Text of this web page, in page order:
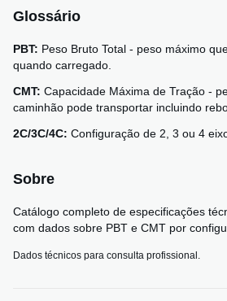
Glossário
PBT: Peso Bruto Total - peso máximo
quando carregado.
CMT: Capacidade Máxima de Tração -
caminhão pode transportar incluindo
2C/3C/4C: Configuração de 2, 3 ou 4
Sobre
Catálogo completo de especificações
com dados sobre PBT e CMT por
Dados técnicos para consulta profissional.